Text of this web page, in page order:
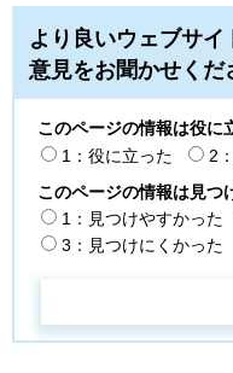
より良いウェブサ
意見をお聞かせくだ
このページの情報は役に
1：役に立った
2
このページの情報は見つ
1：見つけやすかった
3：見つけにくかった